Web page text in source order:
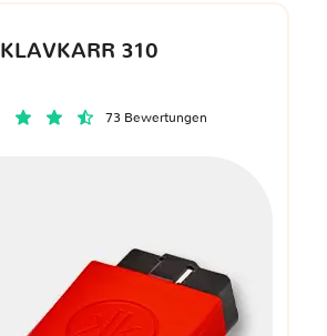
KLAVKARR 310
73 Bewertungen